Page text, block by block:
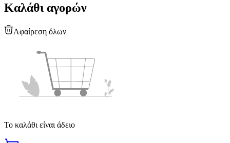
Καλάθι αγορών
Αφαίρεση όλων
Το καλάθι είναι άδειο